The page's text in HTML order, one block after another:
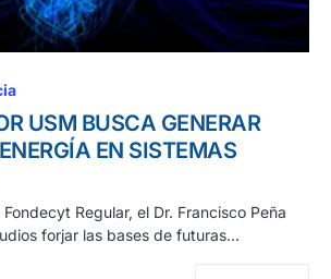
USM BUSCA GENERAR
EN SISTEMAS
Regular, el Dr. Francisco Peña
forjar las bases de futuras…